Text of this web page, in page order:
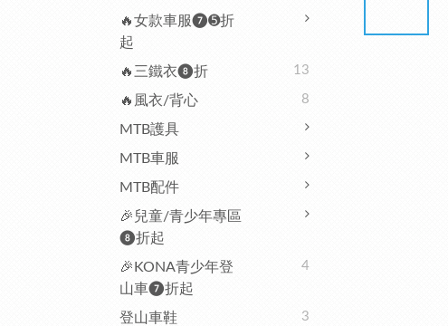
🔥女款車服❼➎折
起
🔥三鐵衣❽折
13
🔥風衣/背心 8
MTB護具
MTB車服
MTB配件
🎉兒童/青少年專區
❽折起
🎉KONA青少年登
山車❼折起
4
登山車鞋 3